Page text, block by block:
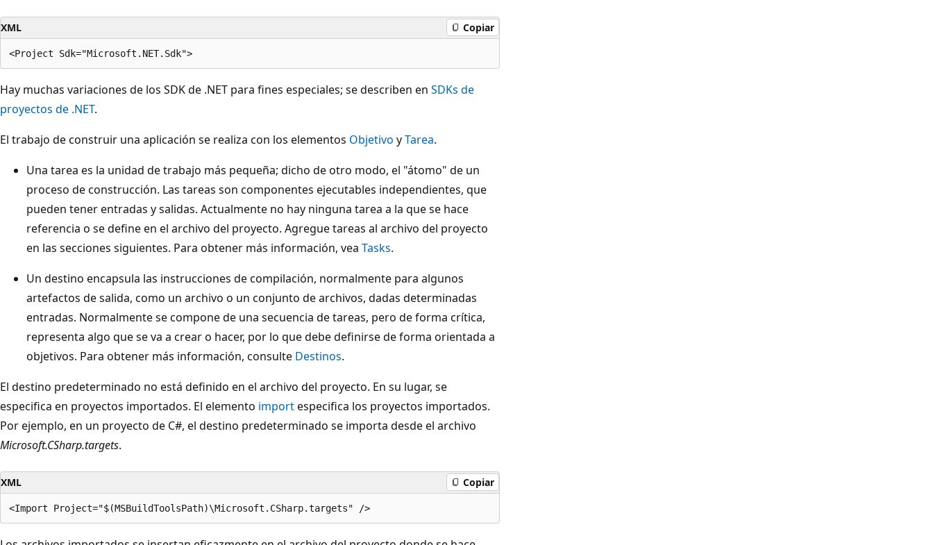
XML Copiar
Hay muchas variaciones de los SDK de .NET para fines especiales; se describen en SDKs de
proyectos de .NET.
El trabajo de construir una aplicación se realiza con los elementos Objetivo yTarea.
Una tarea es la unidad de trabajo más pequeña; dicho de otro modo, el "átomo" de un
proceso de construcción. Las tareas son componentes ejecutables independientes, que
pueden tener entradas y salidas. Actualmente no hay ninguna tarea a la que se hace
referencia o se define en el archivo del proyecto. Agregue tareas al archivo del proyecto
en las secciones siguientes. Para obtener más información, vea Tasks.
Un destino encapsula las instrucciones de compilación, normalmente para algunos
artefactos de salida, como un archivo o un conjunto de archivos, dadas determinadas
entradas. Normalmente se compone de una secuencia de tareas, pero de forma crítica,
representa algo que se va a crear o hacer, por lo que debe definirse de forma orientada a
objetivos. Para obtener más información, consulte Destinos.
El destino predeterminado no está definido en el archivo del proyecto. En su lugar, se
especifica en proyectos importados. El elemento importespecifica los proyectos importados.
Por ejemplo, en un proyecto de C#, el destino predeterminado se importa desde el archivo
Microsoft.CSharp.targets.
XML Copiar